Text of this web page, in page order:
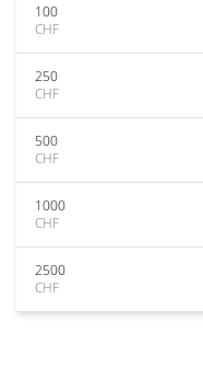
100
CHF
250
CHF
500
CHF
1000
CHF
2500
CHF